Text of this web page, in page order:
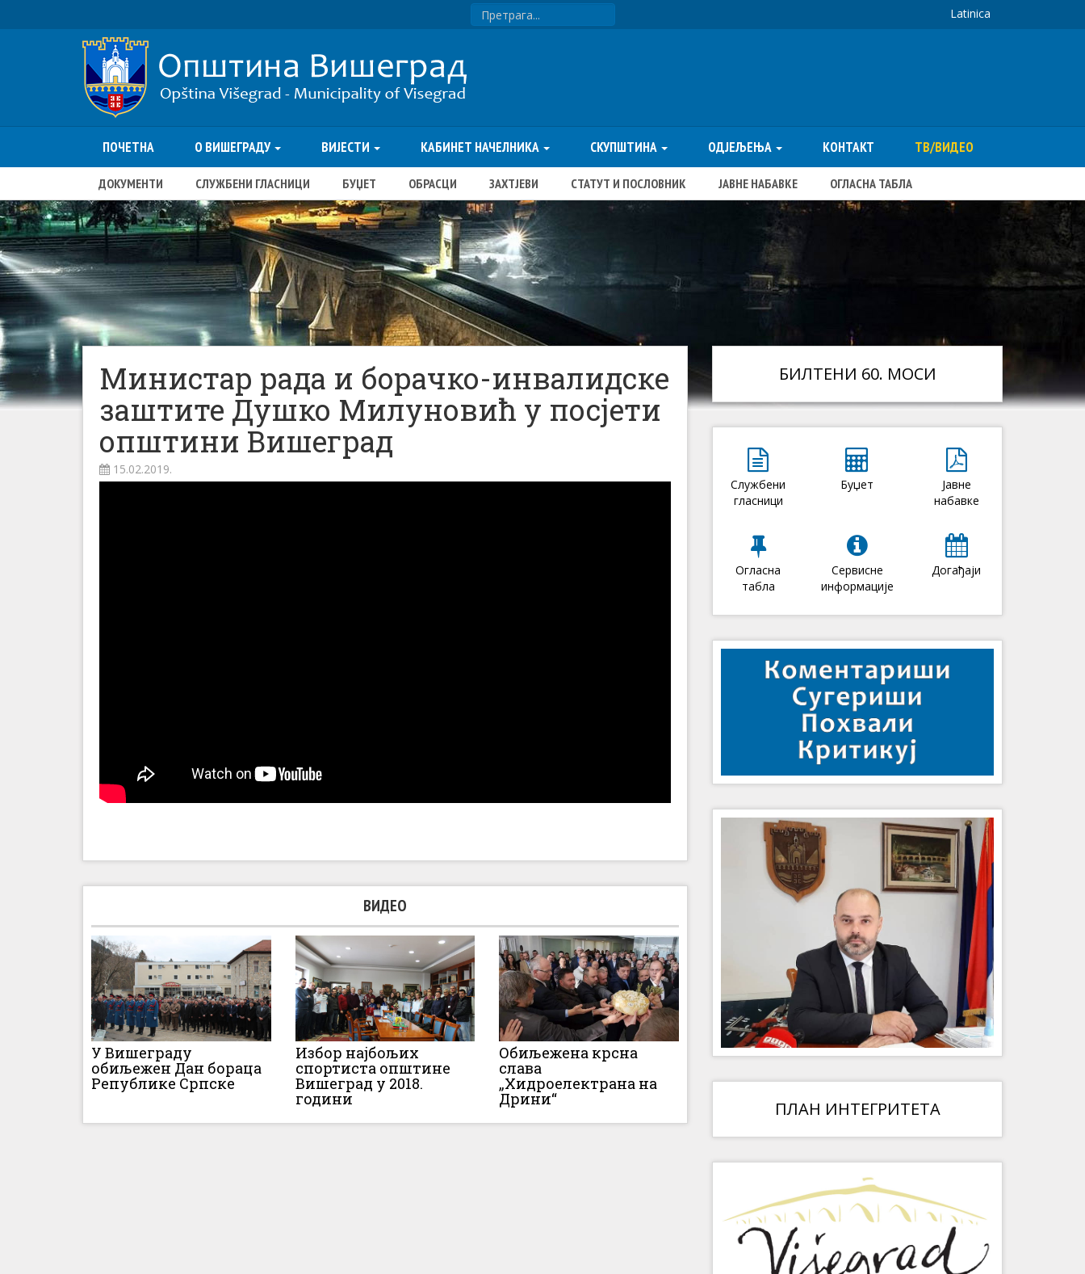
Latinica
ПОЧЕТНА О ВИШЕГРАДУ ВИЈЕСТИ КАБИНЕТ НАЧЕЛНИКА СКУПШТИНА ОДЈЕЉЕЊА КОНТАКТ ТВ/ВИДЕО
ДОКУМЕНТИ СЛУЖБЕНИ ГЛАСНИЦИ БУЏЕТ ОБРАСЦИ ЗАХТЈЕВИ СТАТУТ И ПОСЛОВНИК ЈАВНЕ НАБАВКЕ ОГЛАСНА ТАБЛА
Министар рада и борачко-инвалидске
заштите Душко Милуновић у посјети
општини Вишеград
15.02.2019.
ВИДЕО
У Вишеграду
обиљежен Дан бораца
Републике Српске
Избор најбољих
спортиста општине
Вишеград у 2018.
години
Обиљежена крсна
слава
„Хидроелектрана на
Дрини“
БИЛТЕНИ 60. МОСИ
Службени
гласници
Буџет
Јавне
набавке
Огласна
табла
Сервисне
информације
Догађаји
ПЛАН ИНТЕГРИТЕТА